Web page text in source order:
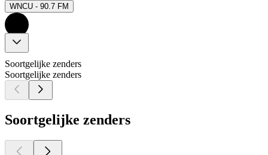
WNCU - 90.7 FM
Soortgelijke zenders
Soortgelijke zenders
Soortgelijke zenders